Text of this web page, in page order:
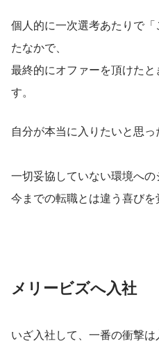
個人的に一次選考あたりで
たなかで、
最終的にオファーを頂けた
す。
自分が本当に入りたいと思
一切妥協していない環境への
今までの転職とは違う喜びを
メリービズへ入社
いざ入社して、一番の衝撃